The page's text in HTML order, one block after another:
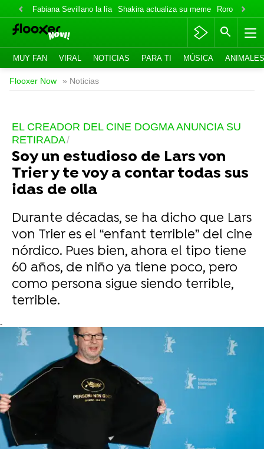
Fabiana Sevillano la lía Shakira actualiza su meme Roro lo niega
MUY FAN VIRAL NOTICIAS PARA TI MÚSICA ANIMALES
Flooxer Now » Noticias
EL CREADOR DEL CINE DOGMA ANUNCIA SU
RETIRADA
Soy un estudioso de Lars von
Trier y te voy a contar todas sus
idas de olla
Durante décadas, se ha dicho que Lars
von Trier es el “enfant terrible” del cine
nórdico. Pues bien, ahora el tipo tiene
60 años, de niño ya tiene poco, pero
como persona sigue siendo terrible,
terrible.
-